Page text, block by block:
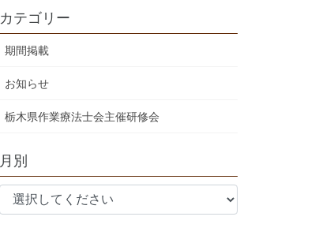
カテゴリー
期間掲載
お知らせ
栃木県作業療法士会主催研修会
月別